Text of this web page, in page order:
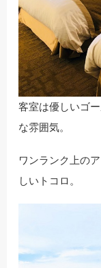
客室は優しいゴ
な雰囲気。
ワンランク上の
しいトコロ。